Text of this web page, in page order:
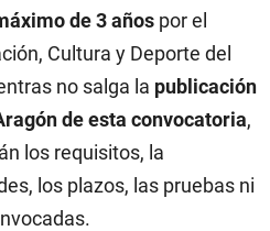
de 3 años por el
Cultura y Deporte del
no salga la publicación
de esta convocatoria,
los requisitos, la
los plazos, las pruebas ni